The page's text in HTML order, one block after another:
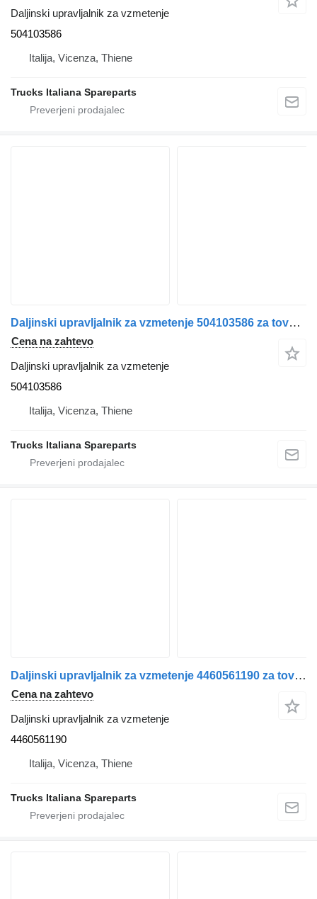
Daljinski upravljalnik za vzmetenje
504103586
Italija, Vicenza, Thiene
Trucks Italiana Spareparts
Daljinski upravljalnik za vzmetenje 504103586 za tovornjak IVECO Stralis 2013>
Cena na zahtevo
Daljinski upravljalnik za vzmetenje
504103586
Italija, Vicenza, Thiene
Trucks Italiana Spareparts
Daljinski upravljalnik za vzmetenje 4460561190 za tovornjak IVECO Stralis 2003>2007
Cena na zahtevo
Daljinski upravljalnik za vzmetenje
4460561190
Italija, Vicenza, Thiene
Trucks Italiana Spareparts